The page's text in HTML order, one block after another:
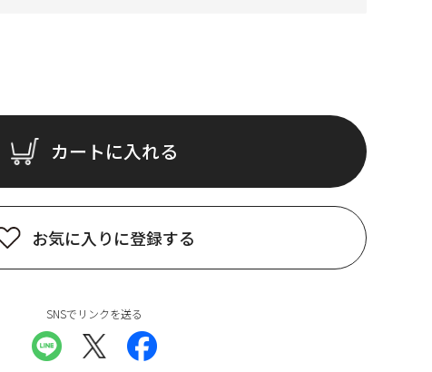
カートに入れる
お気に入りに登録する
SNSでリンクを送る